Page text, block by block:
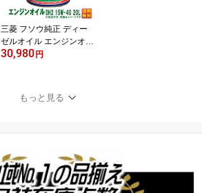
離島以外 送料無料
三菱 フソウ純正 ディー
ゼルオイル エンジンオイ
ル DH2 ディーゼルエン
料 三菱ふそう ふそう FU
SO 純正 DH-2 15w40 K
8921401
30,980 円
もっと見る